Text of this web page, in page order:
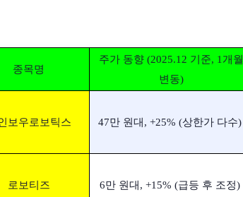
종목명
주가 동향 (2025.12 기준, 1개월
변동)
보우로보틱스 47만 원대, +25% (상한가 다수) ​
로보티즈 6만 원대, +15% (급등 후 조정) ​